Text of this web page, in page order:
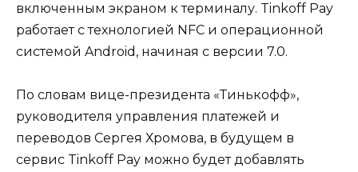
включенным экраном к терминалу. Tinkoff Pay
работает с технологией NFC и операционной
системой Android, начиная с версии 7.0.
По словам вице-президента «Тинькофф»,
руководителя управления платежей и
переводов Сергея Хромова, в будущем в
сервис Tinkoff Pay можно будет добавлять